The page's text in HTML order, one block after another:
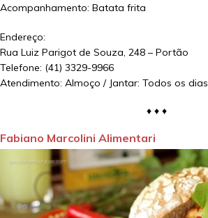
Acompanhamento: Batata frita
Endereço:
Rua Luiz Parigot de Souza, 248 – Portão
Telefone: (41) 3329-9966
Atendimento: Almoço / Jantar: Todos os dias
♦ ♦ ♦
Fabiano Marcolini Alimentari